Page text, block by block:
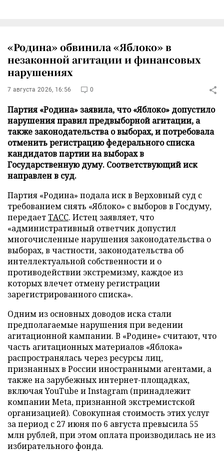
«Родина» обвинила «Яблоко» в
незаконной агитации и финансовых
нарушениях
7 августа 2026, 16:56 0
Партия «Родина» заявила, что «Яблоко» допустило
нарушения правил предвыборной агитации, а
также законодательства о выборах, и потребовала
отменить регистрацию федерального списка
кандидатов партии на выборах в
Государственную думу. Соответствующий иск
направлен в суд.
Партия «Родина» подала иск в Верховный суд с
требованием снять «Яблоко» с выборов в Госдуму,
передаетТАСС. Истец заявляет, что
«административный ответчик допустил
многочисленные нарушения законодательства о
выборах, в частности, законодательства об
интеллектуальной собственности и о
противодействии экстремизму, каждое из
которых влечет отмену регистрации
зарегистрированного списка».
Одним из основных доводов иска стали
предполагаемые нарушения при ведении
агитационной кампании. В «Родине» считают, что
часть агитационных материалов «Яблока»
распространялась через ресурсы лиц,
признанных в России иностранными агентами, а
также на зарубежных интернет-площадках,
включая YouTube и Instagram (принадлежит
компании Meta, признанной экстремистской
организацией). Совокупная стоимость этих услуг
за период с 27 июня по 6 августа превысила 55
млн рублей, при этом оплата производилась не из
избирательного фонда.